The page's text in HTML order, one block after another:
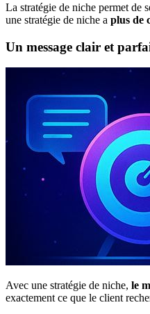
La stratégie de niche permet de
une stratégie de niche a plus de
Un message clair et
Avec une stratégie de niche, le
exactement ce que le client